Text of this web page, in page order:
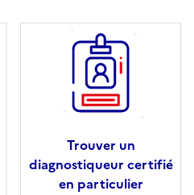
Trouver un
diagnostiqueur certifié
en particulier